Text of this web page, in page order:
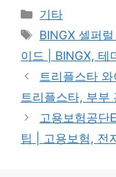
Categories
기타
Tags
BINGX 셀퍼
이드 | BINGX, 테
트리플스타 와
트리플스타, 부부
고용보험공단
팁 | 고용보험, 전